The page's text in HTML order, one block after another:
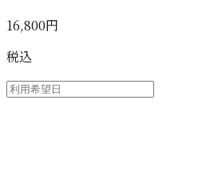
16,800円
税込